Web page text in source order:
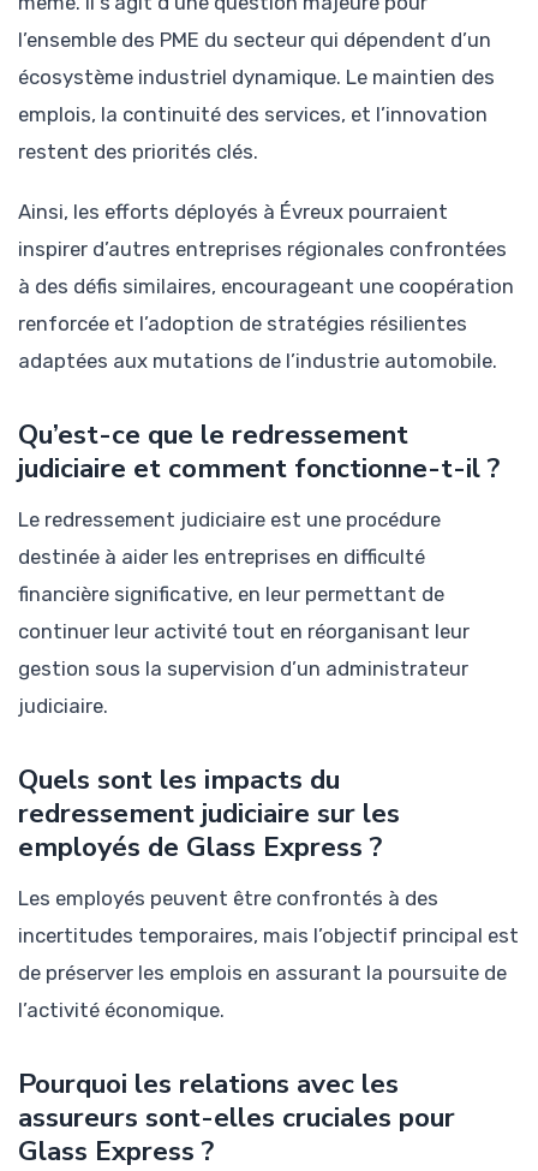
l’ensemble des PME du secteur qui dépendent d’un
écosystème industriel dynamique. Le maintien des
emplois, la continuité des services, et l’innovation
restent des priorités clés.
Ainsi, les efforts déployés à Évreux pourraient
inspirer d’autres entreprises régionales confrontées
à des défis similaires, encourageant une coopération
renforcée et l’adoption de stratégies résilientes
adaptées aux mutations de l’industrie automobile.
Qu’est-ce que le redressement
judiciaire et comment fonctionne-t-il ?
Le redressement judiciaire est une procédure
destinée à aider les entreprises en difficulté
financière significative, en leur permettant de
continuer leur activité tout en réorganisant leur
gestion sous la supervision d’un administrateur
judiciaire.
Quels sont les impacts du
redressement judiciaire sur les
employés de Glass Express ?
Les employés peuvent être confrontés à des
incertitudes temporaires, mais l’objectif principal est
de préserver les emplois en assurant la poursuite de
l’activité économique.
Pourquoi les relations avec les
assureurs sont-elles cruciales pour
Glass Express ?